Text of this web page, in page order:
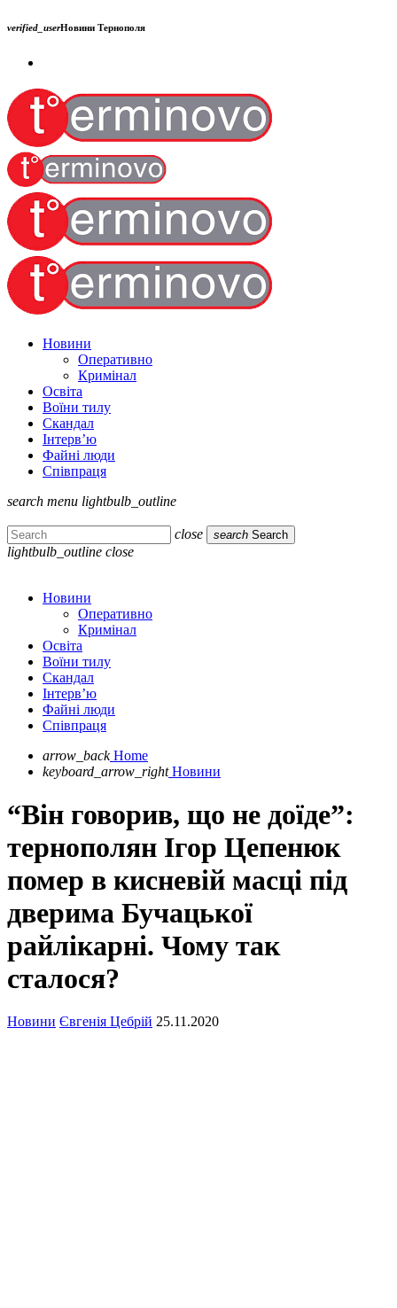
verified_userНовини Тернополя
Новини
Оперативно
Кримінал
Освіта
Воїни тилу
Скандал
Інтерв’ю
Файні люди
Співпраця
search menu lightbulb_outline
close search Search
lightbulb_outline close
Новини
Оперативно
Кримінал
Освіта
Воїни тилу
Скандал
Інтерв’ю
Файні люди
Співпраця
arrow_back Home
keyboard_arrow_right Новини
“Він говорив, що не доїде”:
тернополян Ігор Цепенюк
помер в кисневій масці під
дверима Бучацької
райлікарні. Чому так
сталося?
Новини Євгенія Цебрій 25.11.2020